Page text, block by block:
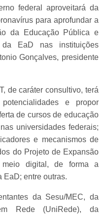
federal aproveitará da
para aprofundar a
da Educação Pública e
da EaD nas instituições
Gonçalves, presidente
de caráter consultivo, terá
e propor
de cursos de educação
universidades federais;
e mecanismos de
do Projeto de Expansão
digital, de forma a
EaD; entre outras.
da Sesu/MEC, da
Rede (UniRede), da